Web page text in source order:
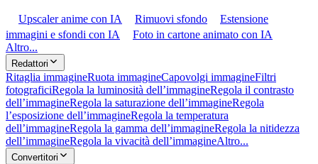
Upscaler anime con IA Rimuovi sfondo
Estensione
immagini e sfondi con IA
Foto in cartone animato con IA
Altro...
Redattori
Ritaglia immagineRuota immagineCapovolgi immagineFiltri
fotograficiRegola la luminosità dell’immagineRegola il contrasto
dell’immagineRegola la saturazione dell’immagineRegola
l’esposizione dell’immagineRegola la temperatura
dell’immagineRegola la gamma dell’immagineRegola la nitidezza
dell’immagineRegola la vivacità dell’immagineAltro...
Convertitori